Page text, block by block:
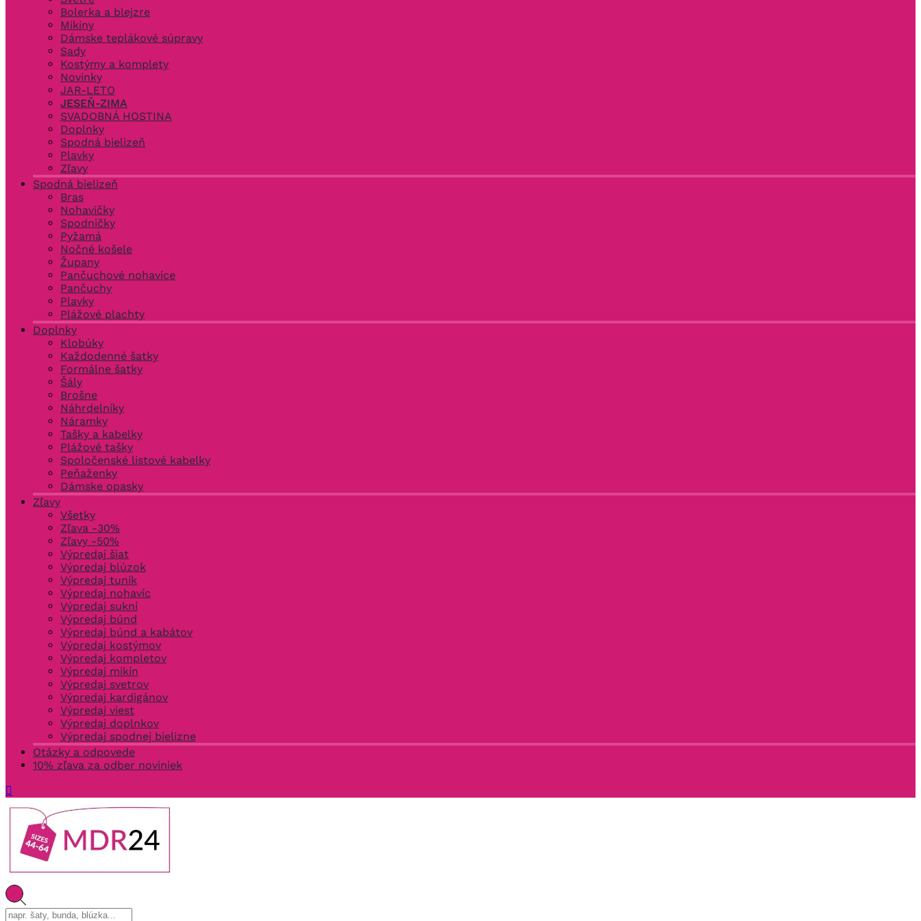
Bolerka a blejzre
Mikiny
Dámske teplákové súpravy
Sady
Kostýmy a komplety
Novinky
JAR-LETO
JESEŇ-ZIMA
SVADOBNÁ HOSTINA
Doplnky
Spodná bielizeň
Plavky
Zľavy
Spodná bielizeň
Bras
Nohavičky
Spodničky
Pyžamá
Nočné košele
Župany
Pančuchové nohavice
Pančuchy
Plavky
Plážové plachty
Doplnky
Klobúky
Každodenné šatky
Formálne šatky
Šály
Brošne
Náhrdelníky
Náramky
Tašky a kabelky
Plážové tašky
Spoločenské listové kabelky
Peňaženky
Dámske opasky
Zľavy
Všetky
Zľava -30%
Zľavy -50%
Výpredaj šiat
Výpredaj blúzok
Výpredaj tuník
Výpredaj nohavíc
Výpredaj sukní
Výpredaj búnd
Výpredaj búnd a kabátov
Výpredaj kostýmov
Výpredaj kompletov
Výpredaj mikín
Výpredaj svetrov
Výpredaj kardigánov
Výpredaj viest
Výpredaj doplnkov
Výpredaj spodnej bielizne
Otázky a odpovede
10% zľava za odber noviniek
